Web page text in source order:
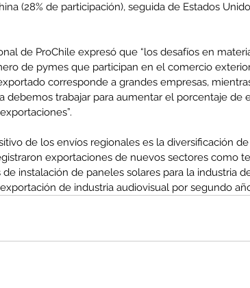
(28% de participación), seguida de Estados
de ProChile expresó que “los desafíos en
de pymes que participan en el comercio
corresponde a grandes empresas,
debemos trabajar para aumentar el porcentaje de
de los envíos regionales es la diversificación
exportaciones de nuevos sectores como
de instalación de paneles solares para la industria
de industria audiovisual por segundo